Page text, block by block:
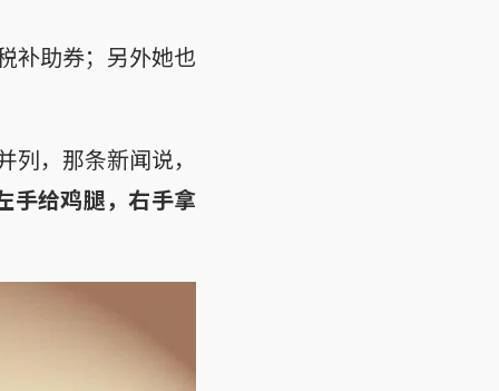
补助券；另外她也
，那条新闻说，
手给鸡腿，右手拿